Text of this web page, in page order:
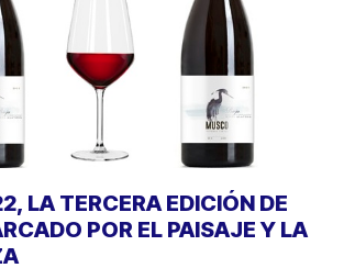
LA TERCERA EDICIÓN DE
POR EL PAISAJE Y LA